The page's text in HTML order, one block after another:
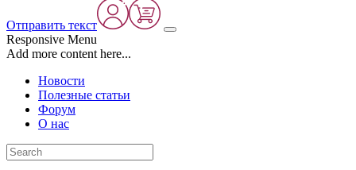
Отправить текст
Responsive Menu
Add more content here...
Новости
Полезные статьи
Форум
О нас